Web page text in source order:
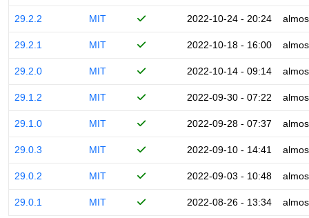
29.2.2 MIT 2022-10-24 - 20:24
29.2.1 MIT 2022-10-18 - 16:00
29.2.0 MIT 2022-10-14 - 09:14
29.1.2 MIT 2022-09-30 - 07:22
29.1.0 MIT 2022-09-28 - 07:37
29.0.3 MIT 2022-09-10 - 14:41
29.0.2 MIT 2022-09-03 - 10:48
29.0.1 MIT 2022-08-26 - 13:34